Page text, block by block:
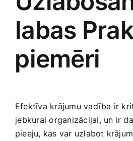
labas
⁢piemēri
Efektīva krājumu vadība ir
⁤jebkurai organizācijai, un ir
pieeju, kas var uzlabot